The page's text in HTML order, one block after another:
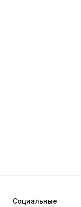
Социальные